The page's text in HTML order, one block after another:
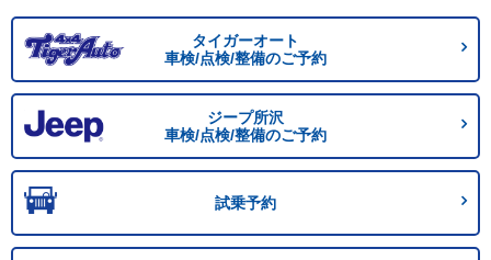
タイガーオート
車検/点検/整備のご予約
ジープ所沢
車検/点検/整備のご予約
試乗予約